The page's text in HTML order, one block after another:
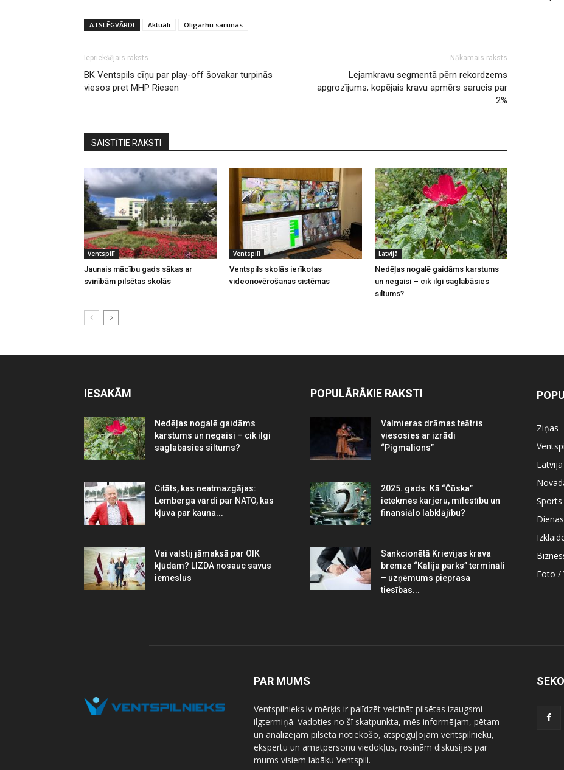
ATSLĒGVĀRDI Aktuāli Oligarhu sarunas
Iepriekšējais raksts
BK Ventspils cīņu par play-off šovakar turpinās
viesos pret MHP Riesen
Nākamais raksts
Lejamkravu segmentā pērn rekordzems
apgrozījums; kopējais kravu apmērs sarucis par
2%
SAISTĪTIE RAKSTI
Ventspilī
Jaunais mācību gads sākas ar
svinībām pilsētas skolās
Ventspilī
Ventspils skolās ierīkotas
videonovērošanas sistēmas
Latvijā
Nedēļas nogalē gaidāms karstums
un negaisi – cik ilgi saglabāsies
siltums?
IESAKĀM
Nedēļas nogalē gaidāms
karstums un negaisi – cik ilgi
saglabāsies siltums?
Citāts, kas neatmazgājas:
Lemberga vārdi par NATO, kas
kļuva par kauna...
Vai valstij jāmaksā par OIK
kļūdām? LIZDA nosauc savus
iemeslus
POPULĀRĀKIE RAKSTI
Valmieras drāmas teātris
viesosies ar izrādi
“Pigmalions”
2025. gads: Kā “Čūska”
ietekmēs karjeru, mīlestību un
finansiālo labklājību?
Sankcionētā Krievijas krava
bremzē “Kālija parks” termināli
– uzņēmums pieprasa
tiesības...
Ziņas
Latvijā
Sports
Foto /
PAR MUMS
Ventspilnieks.lv mērķis ir palīdzēt veicināt pilsētas izaugsmi
ilgtermiņā. Vadoties no šī skatpunkta, mēs informējam, pētam
un analizējam pilsētā notiekošo, atspoguļojam ventspilnieku,
ekspertu un amatpersonu viedokļus, rosinām diskusijas par
mums visiem labāku Ventspili.